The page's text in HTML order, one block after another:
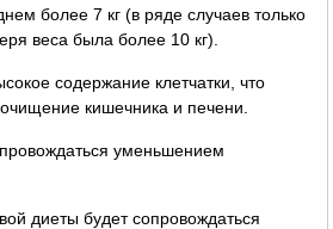
более 7 кг (в ряде случаев только
веса была более 10 кг).
содержание клетчатки, что
кишечника и печени.
уменьшением
диеты будет сопровождаться